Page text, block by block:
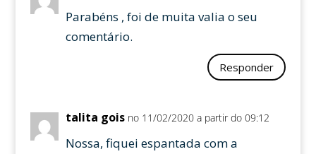
Parabéns , foi de muita valia o seu
comentário.
Responder
talita gois no 11/02/2020 a partir do 09:12
Nossa, fiquei espantada com a